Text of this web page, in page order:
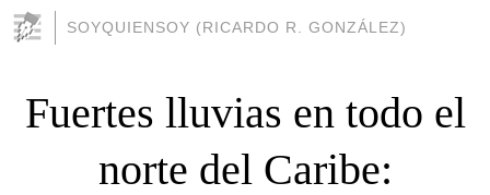
SOYQUIENSOY (RICARDO R. GONZÁLEZ)
Fuertes lluvias en todo el
norte del Caribe: